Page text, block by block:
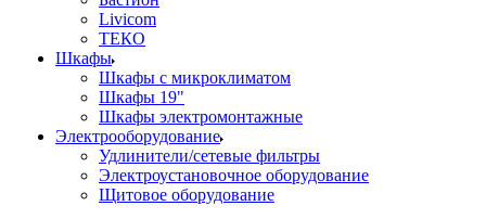
Livicom
ТЕКО
Шкафы
Шкафы с микроклиматом
Шкафы 19"
Шкафы электромонтажные
Электрооборудование
Удлинители/сетевые фильтры
Электроустановочное оборудование
Щитовое оборудование